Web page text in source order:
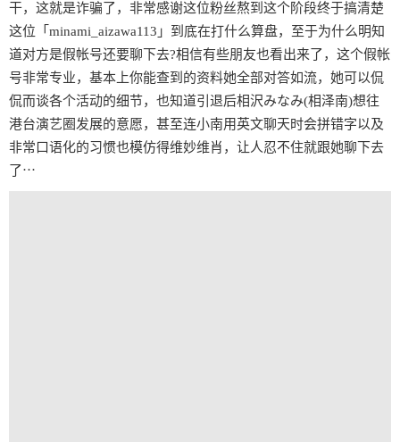
干，这就是诈骗了，非常感谢这位粉丝熬到这个阶段终于搞清楚
这位「minami_aizawa113」到底在打什么算盘，至于为什么明知
道对方是假帐号还要聊下去?相信有些朋友也看出来了，这个假帐
号非常专业，基本上你能查到的资料她全部对答如流，她可以侃
侃而谈各个活动的细节，也知道引退后相沢みなみ(相泽南)想往
港台演艺圈发展的意愿，甚至连小南用英文聊天时会拼错字以及
非常口语化的习惯也模仿得维妙维肖，让人忍不住就跟她聊下去
了⋯